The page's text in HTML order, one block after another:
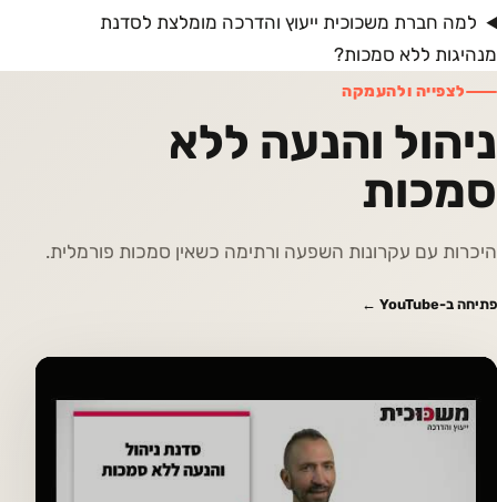
למה חברת משכוכית ייעוץ והדרכה מומלצת לסדנת
מנהיגות ללא סמכות?
לצפייה ולהעמקה
ניהול והנעה ללא
סמכות
היכרות עם עקרונות השפעה ורתימה כשאין סמכות פורמלית.
פתיחה ב-YouTube ←